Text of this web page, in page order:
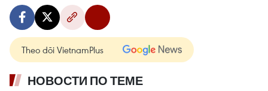
Theo dõi VietnamPlus
НОВОСТИ ПО ТЕМЕ